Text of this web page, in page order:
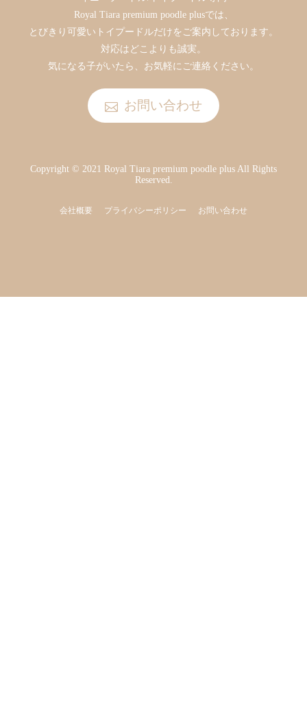
Royal Tiara premium poodle plusでは、
とびきり可愛いトイプードルだけをご案内しております。
対応はどこよりも誠実。
気になる子がいたら、お気軽にご連絡ください。
お問い合わせ
Copyright © 2021 Royal Tiara premium poodle plus All Rights
Reserved.
会社概要 プライバシーポリシー お問い合わせ